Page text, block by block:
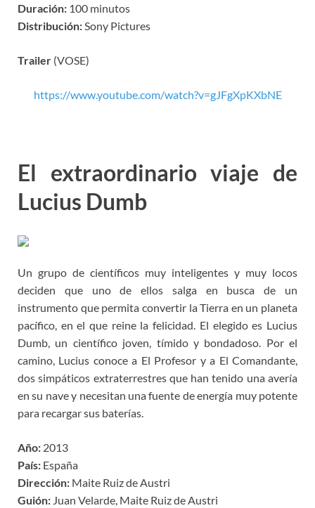
Duración: 100 minutos
Distribución: Sony Pictures
Trailer (VOSE)
https://www.youtube.com/watch?v=gJFgXpKXbNE
El extraordinario viaje de
Lucius Dumb
Un grupo de científicos muy inteligentes y muy locos
deciden que uno de ellos salga en busca de un
instrumento que permita convertir la Tierra en un planeta
pacífico, en el que reine la felicidad. El elegido es Lucius
Dumb, un científico joven, tímido y bondadoso. Por el
camino, Lucius conoce a El Profesor y a El Comandante,
dos simpáticos extraterrestres que han tenido una avería
en su nave y necesitan una fuente de energía muy potente
para recargar sus baterías.
Año: 2013
País: España
Dirección: Maite Ruiz de Austri
Guión: Juan Velarde, Maite Ruiz de Austri